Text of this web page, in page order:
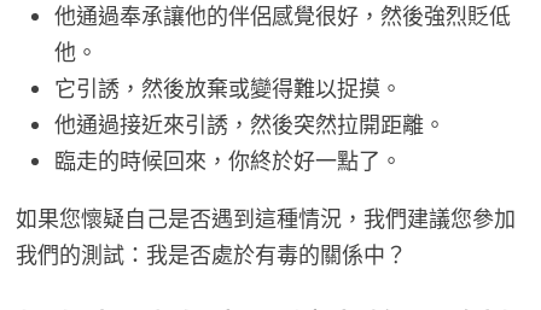
他通過奉承讓他的伴侶感覺很好，然後強烈貶低
他。
它引誘，然後放棄或變得難以捉摸。
他通過接近來引誘，然後突然拉開距離。
臨走的時候回來，你終於好一點了。
如果您懷疑自己是否遇到這種情況，我們建議您參加
我們的測試：我是否處於有毒的關係中？